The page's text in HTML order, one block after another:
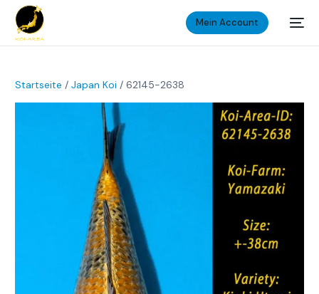
Mein Account
Startseite /Japan Koi / 62145-2638